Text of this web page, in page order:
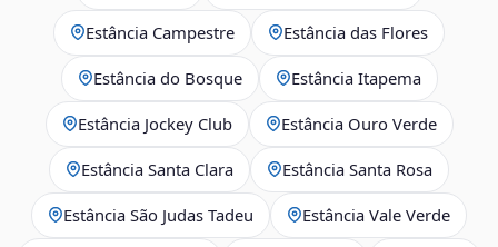
Estância Campestre Estância das Flores
Estância do Bosque Estância Itapema
Estância Jockey Club Estância Ouro Verde
Estância Santa Clara Estância Santa Rosa
Estância São Judas Tadeu Estância Vale Verde